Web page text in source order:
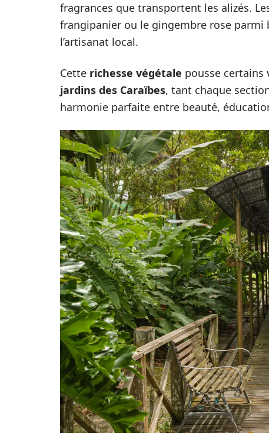
fragrances que transportent les alizés.
frangipanier ou le gingembre rose parmi
l’artisanat local.
Cette richesse végétale pousse certains
jardins des Caraïbes, tant chaque
harmonie parfaite entre beauté,